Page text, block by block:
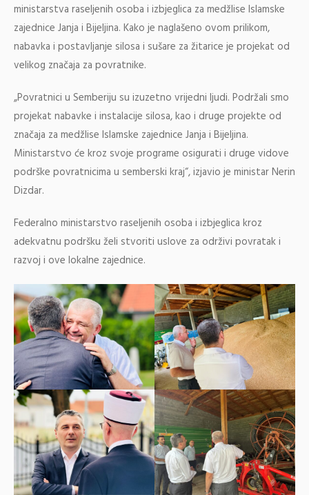
ministarstva raseljenih osoba i izbjeglica za medžlise Islamske
zajednice Janja i Bijeljina. Kako je naglašeno ovom prilikom,
nabavka i postavljanje silosa i sušare za žitarice je projekat od
velikog značaja za povratnike.
„Povratnici u Semberiju su izuzetno vrijedni ljudi. Podržali smo
projekat nabavke i instalacije silosa, kao i druge projekte od
značaja za medžlise Islamske zajednice Janja i Bijeljina.
Ministarstvo će kroz svoje programe osigurati i druge vidove
podrške povratnicima u semberski kraj“, izjavio je ministar Nerin
Dizdar.
Federalno ministarstvo raseljenih osoba i izbjeglica kroz
adekvatnu podršku želi stvoriti uslove za održivi povratak i
razvoj i ove lokalne zajednice.